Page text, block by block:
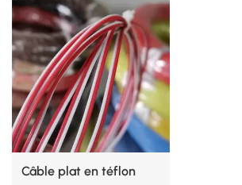
Câble plat en téflon